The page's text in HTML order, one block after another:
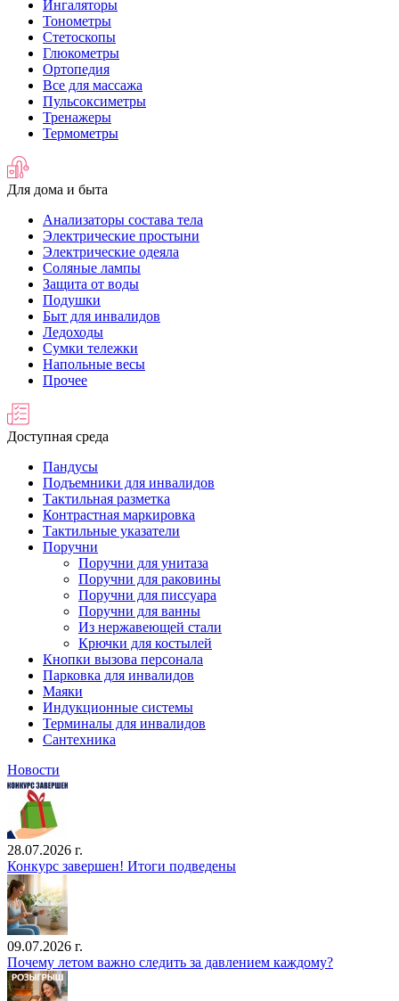
Ингаляторы
Тонометры
Стетоскопы
Глюкометры
Ортопедия
Все для массажа
Пульсоксиметры
Тренажеры
Термометры
Для дома и быта
Анализаторы состава тела
Электрические простыни
Электрические одеяла
Соляные лампы
Защита от воды
Подушки
Быт для инвалидов
Ледоходы
Сумки тележки
Напольные весы
Прочее
Доступная среда
Пандусы
Подъемники для инвалидов
Тактильная разметка
Контрастная маркировка
Тактильные указатели
Поручни
Поручни для унитаза
Поручни для раковины
Поручни для писсуара
Поручни для ванны
Из нержавеющей стали
Крючки для костылей
Кнопки вызова персонала
Парковка для инвалидов
Маяки
Индукционные системы
Терминалы для инвалидов
Сантехника
Новости
28.07.2026 г.
Конкурс завершен! Итоги подведены
09.07.2026 г.
Почему летом важно следить за давлением каждому?